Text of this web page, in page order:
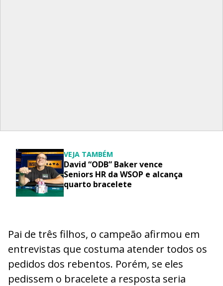
VEJA TAMBÉM
David “ODB” Baker vence
Seniors HR da WSOP e alcança
quarto bracelete
Pai de três filhos, o campeão afirmou em
entrevistas que costuma atender todos os
pedidos dos rebentos. Porém, se eles
pedissem o bracelete a resposta seria